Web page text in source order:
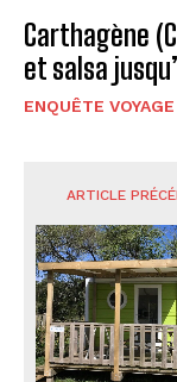
Carthagène
et salsa
ENQUÊTE VOYAGE
ARTICLE